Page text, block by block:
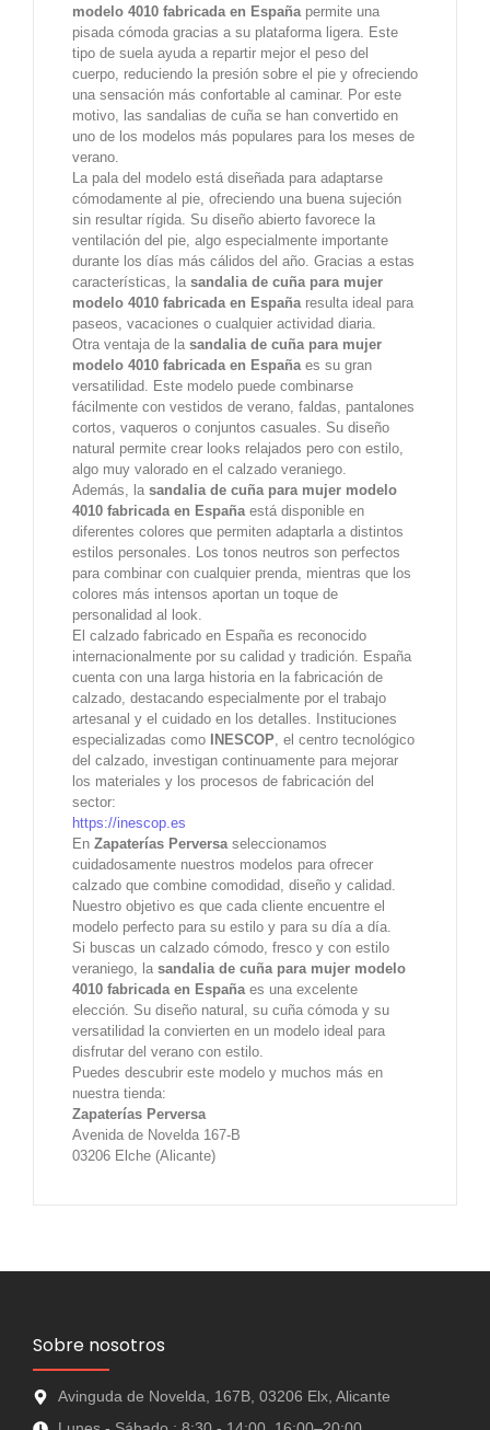
modelo 4010 fabricada en Españapermite una
pisada cómoda gracias a su plataforma ligera. Este
tipo de suela ayuda a repartir mejor el peso del
cuerpo, reduciendo la presión sobre el pie y ofreciendo
una sensación más confortable al caminar. Por este
motivo, las sandalias de cuña se han convertido en
uno de los modelos más populares para los meses de
verano.
La pala del modelo está diseñada para adaptarse
cómodamente al pie, ofreciendo una buena sujeción
sin resultar rígida. Su diseño abierto favorece la
ventilación del pie, algo especialmente importante
durante los días más cálidos del año. Gracias a estas
características, la sandalia de cuña para mujer
modelo 4010 fabricada en Españaresulta ideal para
paseos, vacaciones o cualquier actividad diaria.
Otra ventaja de la sandalia de cuña para mujer
modelo 4010 fabricada en Españaes su gran
versatilidad. Este modelo puede combinarse
fácilmente con vestidos de verano, faldas, pantalones
cortos, vaqueros o conjuntos casuales. Su diseño
natural permite crear looks relajados pero con estilo,
algo muy valorado en el calzado veraniego.
Además, la sandalia de cuña para mujer modelo
4010 fabricada en Españaestá disponible en
diferentes colores que permiten adaptarla a distintos
estilos personales. Los tonos neutros son perfectos
para combinar con cualquier prenda, mientras que los
colores más intensos aportan un toque de
personalidad al look.
El calzado fabricado en España es reconocido
internacionalmente por su calidad y tradición. España
cuenta con una larga historia en la fabricación de
calzado, destacando especialmente por el trabajo
artesanal y el cuidado en los detalles. Instituciones
especializadas como
INESCOP, el centro tecnológico
del calzado, investigan continuamente para mejorar
los materiales y los procesos de fabricación del
sector:
https://inescop.es
En Zapaterías Perversaseleccionamos
cuidadosamente nuestros modelos para ofrecer
calzado que combine comodidad, diseño y calidad.
Nuestro objetivo es que cada cliente encuentre el
modelo perfecto para su estilo y para su día a día.
Si buscas un calzado cómodo, fresco y con estilo
veraniego, la sandalia de cuña para mujer modelo
4010 fabricada en Españaes una excelente
elección. Su diseño natural, su cuña cómoda y su
versatilidad la convierten en un modelo ideal para
disfrutar del verano con estilo.
Puedes descubrir este modelo y muchos más en
nuestra tienda:
Zapaterías Perversa
Avenida de Novelda 167-B
03206 Elche (Alicante)
Sobre nosotros
Avinguda de Novelda, 167B, 03206 Elx, Alicante